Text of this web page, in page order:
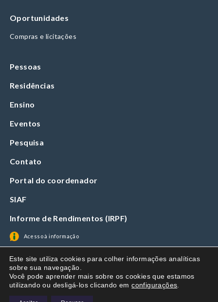
Oportunidades
Compras e licitações
Pessoas
Residências
Ensino
Eventos
Pesquisa
Contato
Portal do coordenador
SIAF
Informe de Rendimentos (IRPF)
Acesso à informação
Este site utiliza cookies para colher informações analíticas
sobre sua navegação.
Você pode aprender mais sobre os cookies que estamos
utilizando ou desligá-los clicando emconfigurações